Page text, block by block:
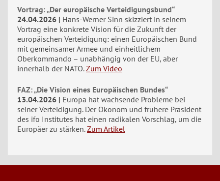
Vortrag: „Der europäische Verteidigungsbund“
24.04.2026
Hans-Werner Sinn skizziert in seinem
Vortrag eine konkrete Vision für die Zukunft der
europäischen Verteidigung: einen Europäischen Bund
mit gemeinsamer Armee und einheitlichem
Oberkommando – unabhängig von der EU, aber
innerhalb der NATO. Zum Video
FAZ: „Die Vision eines Europäischen Bundes“
13.04.2026
Europa hat wachsende Probleme bei
seiner Verteidigung. Der Ökonom und frühere Präsident
des ifo Institutes hat einen radikalen Vorschlag, um die
Europäer zu stärken. Zum Artikel